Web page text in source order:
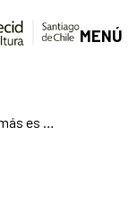
MENÚ